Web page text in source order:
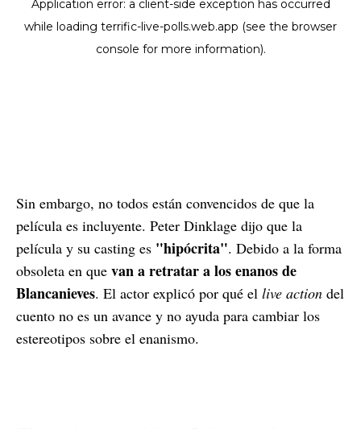
Sin embargo, no todos están convencidos de que la
película es incluyente. Peter Dinklage dijo que la
película y su casting es "hipócrita". Debido a la forma
obsoleta en que van a retratar a los enanos de
Blancanieves. El actor explicó por qué el live action del
cuento no es un avance y no ayuda para cambiar los
estereotipos sobre el enanismo.